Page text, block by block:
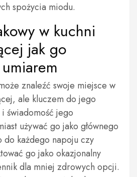
spożycia miodu.
w kuchni
jak go
znaleźć swoje miejsce w
ale kluczem do jego
świadomość jego
używać go jako głównego
do każdego napoju czy
go jako okazjonalny
dla mniej zdrowych opcji.